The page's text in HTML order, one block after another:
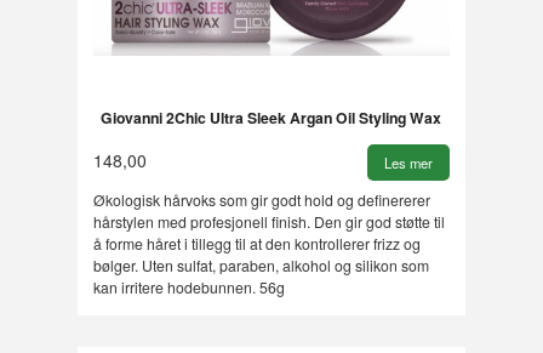
Giovanni 2Chic Ultra Sleek Argan Oil Styling Wax
148,00 Les mer
Økologisk hårvoks som gir godt hold og definererer
hårstylen med profesjonell finish. Den gir god støtte til
å forme håret i tillegg til at den kontrollerer frizz og
bølger. Uten sulfat, paraben, alkohol og silikon som
kan irritere hodebunnen. 56g